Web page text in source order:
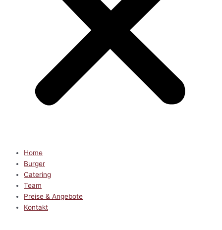
Home
Burger
Catering
Team
Preise & Angebote
Kontakt